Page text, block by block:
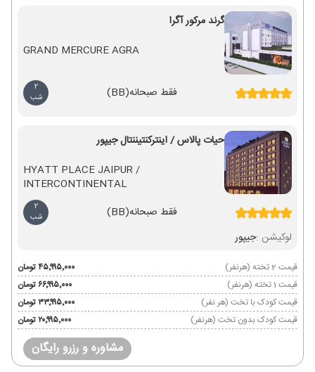
گرند مرکور آگرا
GRAND MERCURE AGRA
فقط صبحانه(BB)
2
شب
حیات پالاس / اینترکنتیننتال جیپور
HYATT PLACE JAIPUR /
INTERCONTINENTAL
فقط صبحانه(BB)
2
شب
لوکیشن :جیپور
قیمت 2 تخته (هرنفر)
۴۵٬۹۹۵٬۰۰۰ تومان
قیمت 1 تخته (هرنفر)
۶۶٬۹۹۵٬۰۰۰ تومان
قیمت کودک با تخت (هر نفر)
۳۳٬۹۹۵٬۰۰۰ تومان
قیمت کودک بدون تخت (هرنفر)
۲۰٬۹۹۵٬۰۰۰ تومان
مشاوره و رزرو رایگان